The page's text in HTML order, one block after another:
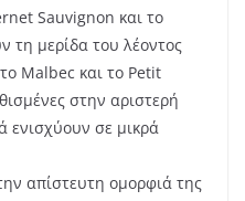
in στο ξενοδοχείο
ένα εξαιρετικό
ψάρι και στο ορεκτικό
ξεκινώντας με 2-3
grass αφού είμαστε
να το
και ολοκληρώσαμε